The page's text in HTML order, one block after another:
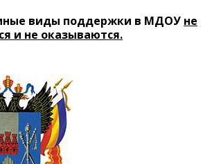
виды поддержки в МДОУ не
и не оказываются.